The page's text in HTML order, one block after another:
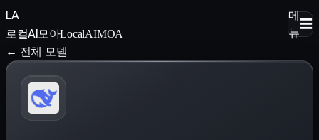
LA
로컬AI모아LocalAIMOA
메
뉴
☰
← 전체 모델